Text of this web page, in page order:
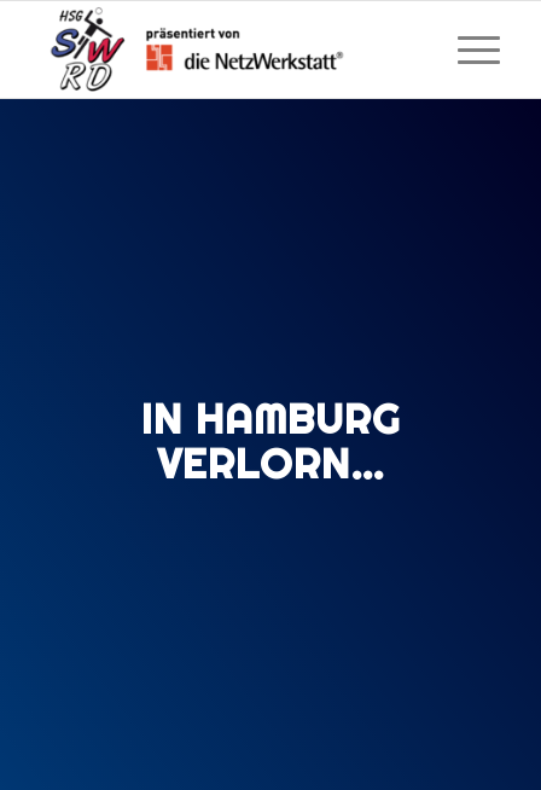
IN HAMBURG
VERLORN…